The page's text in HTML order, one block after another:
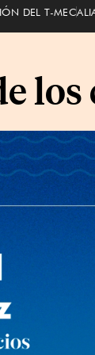
DEL T-MEC
los